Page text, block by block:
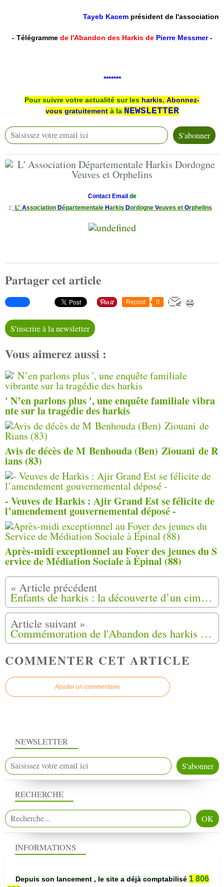
Tayeb Kacem président de l'association
- Télégrammede l'Abandon des Harkis de Pierre Messmer-
*******
Pour suivre votre actualité sur les harkis, Abonnez-
vous gratuitement à la NEWSLETTER
Contact Email de
:
L' AssociationDépartementaleHarkis DordogneVeuves et Orphelins
Partager cet article
Repost 0
S'inscrire à la newsletter
Vous aimerez aussi :
' N’en parlons plus ', une enquête familiale vibra
nte sur la tragédie des harkis
Avis de décès de M Benhouda (Ben) Ziouani de R
ians (83)
- Veuves de Harkis : Ajir Grand Est se félicite de
l’amendement gouvernemental déposé -
Après-midi exceptionnel au Foyer des jeunes du S
ervice de Médiation Sociale à Epinal (88)
Enfants de harkis : la découverte d’un cimetière sauvage ravive des mémoires douloureuses
Commémoration de l'Abandon des harkis le vendredi 12 Mai 2023 à Périgueux (24)
COMMENTER CET ARTICLE
Ajouter un commentaire
NEWSLETTER
RECHERCHE
INFORMATIONS
Depuis son lancement , le site a déjà comptabilisé 1 806